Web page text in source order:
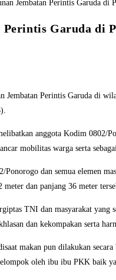
Perintis Garuda
Jembatan Perintis Garuda di
anggota Kodim 0802/
mobilitas warga serta
dan semua elemen
meter dan panjang 36 meter
TNI dan masyarakat yang
dan kekompakan serta
makan pun dilakukan
oleh ibu ibu PKK baik